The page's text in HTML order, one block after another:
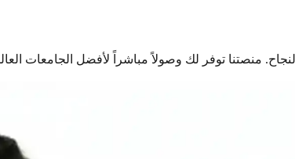
منصتنا توفر لك وصولاً مباشراً لأفضل الجامعات